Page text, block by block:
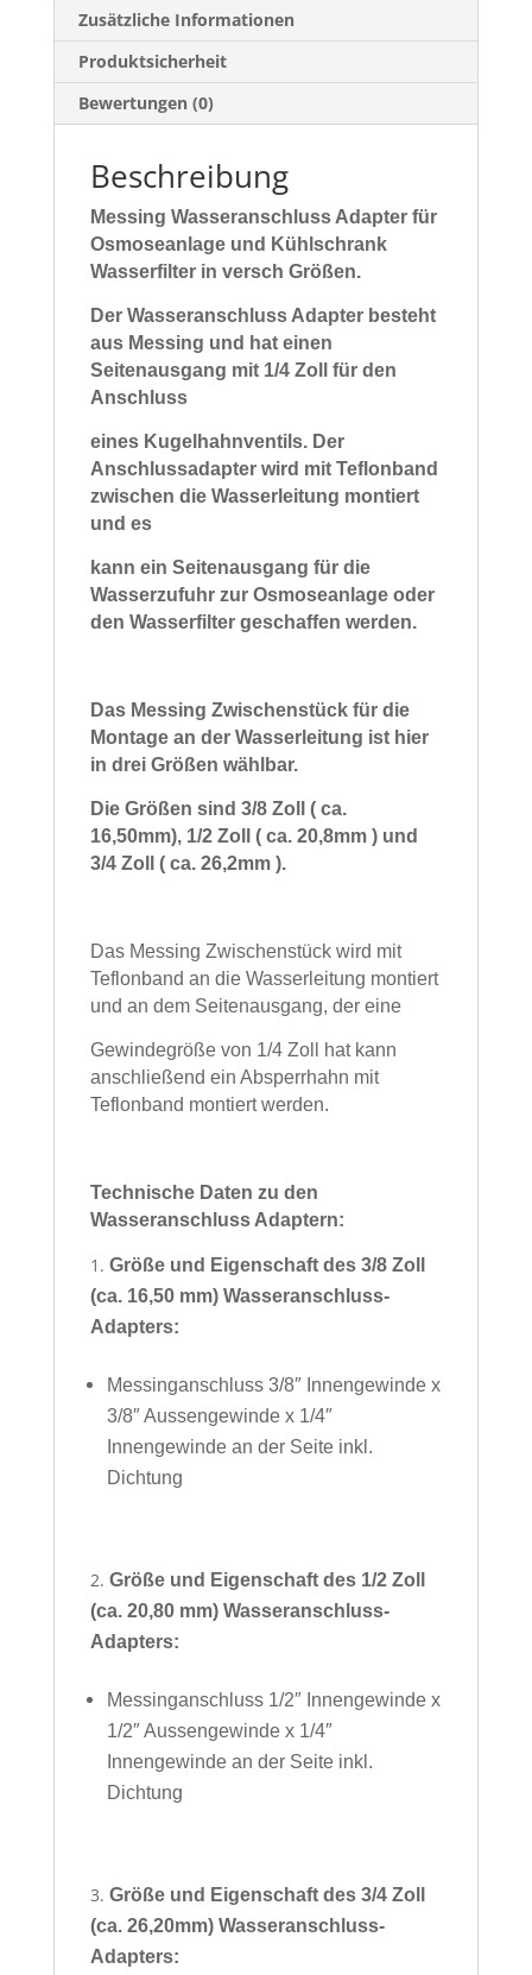
Zusätzliche Informationen
Produktsicherheit
Bewertungen (0)
Beschreibung
Messing Wasseranschluss Adapter für
Osmoseanlage und Kühlschrank
Wasserfilter in versch Größen.
Der Wasseranschluss Adapter besteht
aus Messing und hat einen
Seitenausgang mit 1/4 Zoll für den
Anschluss
eines Kugelhahnventils. Der
Anschlussadapter wird mit Teflonband
zwischen die Wasserleitung montiert
und es
kann ein Seitenausgang für die
Wasserzufuhr zur Osmoseanlage oder
den Wasserfilter geschaffen werden.
Das Messing Zwischenstück für die
Montage an der Wasserleitung ist hier
in drei Größen wählbar.
Die Größen sind 3/8 Zoll ( ca.
16,50mm), 1/2 Zoll ( ca. 20,8mm ) und
3/4 Zoll ( ca. 26,2mm ).
Das Messing Zwischenstück wird mit
Teflonband an die Wasserleitung montiert
und an dem Seitenausgang, der eine
Gewindegröße von 1/4 Zoll hat kann
anschließend ein Absperrhahn mit
Teflonband montiert werden.
Technische Daten zu den
Wasseranschluss Adaptern:
Größe und Eigenschaft des 3/8 Zoll
(ca. 16,50 mm) Wasseranschluss-
Adapters:
Messinganschluss 3/8″ Innengewinde x
3/8″ Aussengewinde x 1/4″
Innengewinde an der Seite inkl.
Dichtung
Größe und Eigenschaft des 1/2 Zoll
(ca. 20,80 mm) Wasseranschluss-
Adapters:
Messinganschluss 1/2″ Innengewinde x
1/2″ Aussengewinde x 1/4″
Innengewinde an der Seite inkl.
Dichtung
Größe und Eigenschaft des 3/4 Zoll
(ca. 26,20mm) Wasseranschluss-
Adapters: